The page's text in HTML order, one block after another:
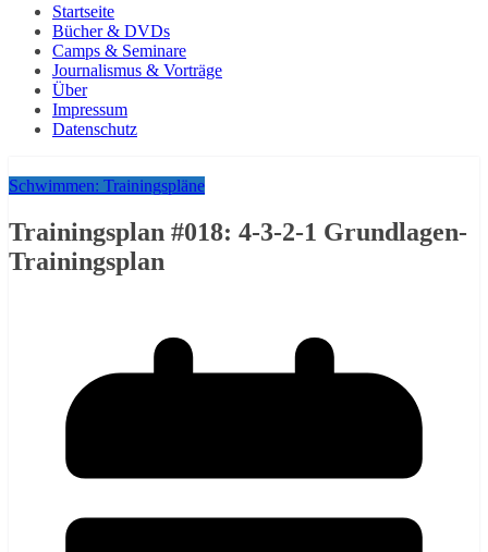
Startseite
Bücher & DVDs
Camps & Seminare
Journalismus & Vorträge
Über
Impressum
Datenschutz
Schwimmen: Trainingspläne
Trainingsplan #018: 4-3-2-1 Grundlagen-
Trainingsplan